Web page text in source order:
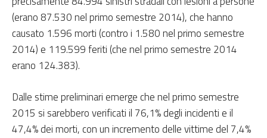
(erano 87.530 nel primo semestre 2014), che hanno
causato 1.596 morti (contro i 1.580 nel primo semestre
2014) e 119.599 feriti (che nel primo semestre 2014
erano 124.383).
Dalle stime preliminari emerge che nel primo semestre
2015 si sarebbero verificati il 76,1% degli incidenti e il
47,4% dei morti, con un incremento delle vittime del 7,4%